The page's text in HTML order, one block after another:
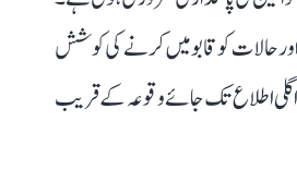
حالات کو قابو میں کرنے کی کوشش
اگلی اطلاع تک جائے وقوعہ کے قریب